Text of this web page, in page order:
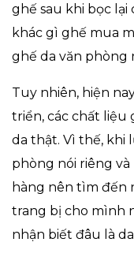
ghế sau khi bọc
khác gì ghế mua
ghế da văn phòng
Tuy nhiên, hiện
triển, các chất liệu
da thật. Vì thế, khi
phòng nói riêng
hàng nên tìm đến
trang bị cho mình
nhận biết đâu là